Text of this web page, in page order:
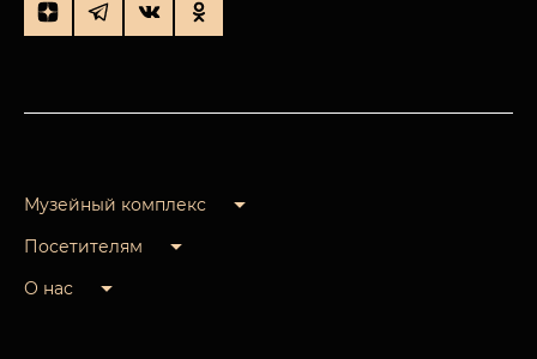
Музейный комплекс
Посетителям
О нас